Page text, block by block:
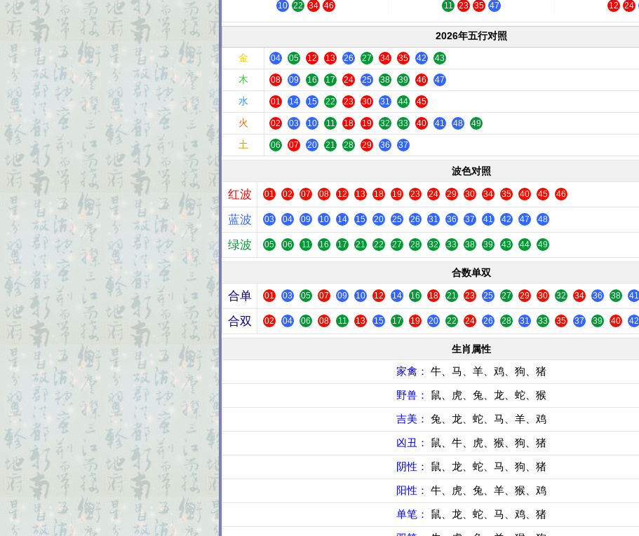
10 22 34 46 11 23 35 47 12 24
2026年五行对照
金
04 05 12 13 26 27 34 35 42 43
木 08 09 16 17 24 25 38 39 46 47
水 01 14 15 22 23 30 31 44 45
火 02 03 10 11 18 19 32 33 40 41 48 49
土 06 07 20 21 28 29 36 37
波色对照
红波 01 02 07 08 12 13 18 19 23 24 29 30 34 35 40 45 46
蓝波 03 04 09 10 14 15 20 25 26 31 36 37 41 42 47 48
绿波 05 06 11 16 17 21 22 27 28 32 33 38 39 43 44 49
合数单双
合单 01 03 05 07 09 10 12 14 16 18 21 23 25 27 29 30 32 34 36 38 41
合双 02 04 06 08 11 13 15 17 19 20 22 24 26 28 31 33 35 37 39 40 42
生肖属性
家禽： 牛、马、羊、鸡、狗、猪
野兽： 鼠、虎、兔、龙、蛇、猴
吉美： 兔、龙、蛇、马、羊、鸡
凶丑： 鼠、牛、虎、猴、狗、猪
阴性： 鼠、龙、蛇、马、狗、猪
阳性： 牛、虎、兔、羊、猴、鸡
单笔： 鼠、龙、蛇、马、鸡、猪